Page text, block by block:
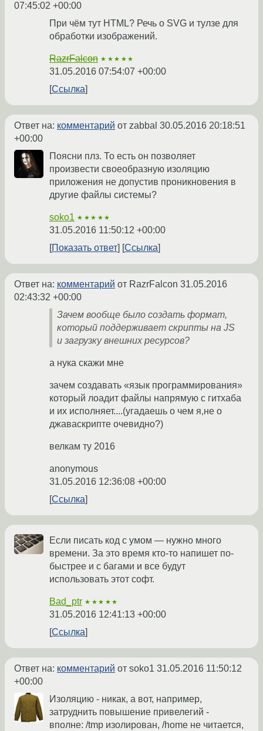
07:45:02 +00:00
При чём тут HTML? Речь о SVG и тулзе для
обработки изображений.
RazrFalcon ★★★★★
31.05.2016 07:54:07 +00:00
Ссылка
Ответ на: комментарий от zabbal 30.05.2016 20:18:51
+00:00
Поясни плз. То есть он позволяет
произвести своеобразную изоляцию
приложения не допустив проникновения в
другие файлы системы?
soko1 ★★★★★
31.05.2016 11:50:12 +00:00
Показать ответ
Ссылка
Ответ на: комментарий от RazrFalcon 31.05.2016
02:43:32 +00:00
Зачем вообще было создать формат,
который поддерживает скрипты на JS
и загрузку внешних ресурсов?
а нука скажи мне
зачем создавать «язык программирования»
который лоадит файлы напрямую с гитхаба
и их исполняет....(угадаешь о чем я,не о
джаваскрипте очевидно?)
велкам ту 2016
anonymous
31.05.2016 12:36:08 +00:00
Ссылка
Если писать код с умом — нужно много
времени. За это время кто-то напишет по-
быстрее и с багами и все будут
использовать этот софт.
Bad_ptr ★★★★★
31.05.2016 12:41:13 +00:00
Ссылка
Ответ на: комментарий от soko1 31.05.2016 11:50:12
+00:00
Изоляцию - никак, а вот, например,
затруднить повышение привелегий -
вполне: /tmp изолирован, /home не читается,